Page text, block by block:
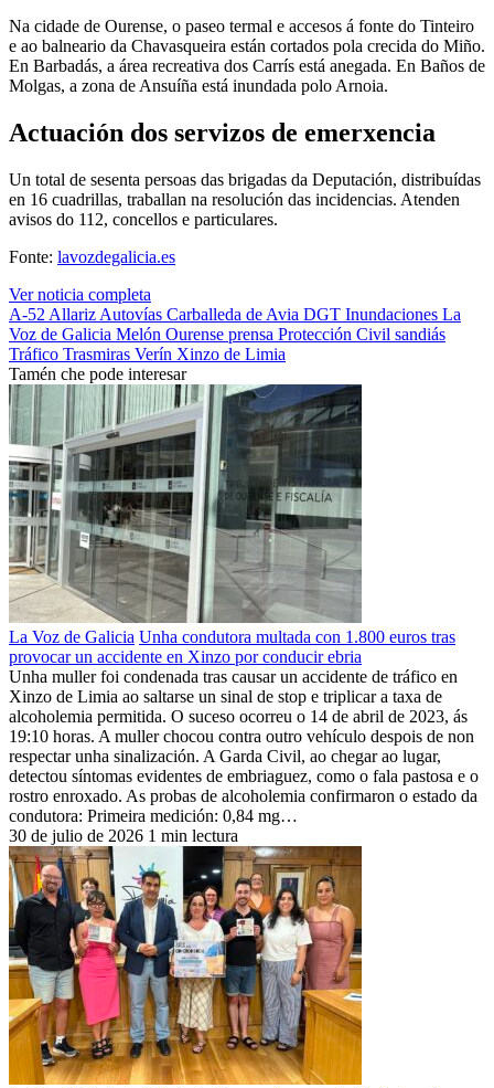
Na cidade de Ourense, o paseo termal e accesos á fonte do Tinteiro
e ao balneario da Chavasqueira están cortados pola crecida do Miño.
En Barbadás, a área recreativa dos Carrís está anegada. En Baños de
Molgas, a zona de Ansuíña está inundada polo Arnoia.
Actuación dos servizos de emerxencia
Un total de sesenta persoas das brigadas da Deputación, distribuídas
en 16 cuadrillas, traballan na resolución das incidencias. Atenden
avisos do 112, concellos e particulares.
Fonte: lavozdegalicia.es
Ver noticia completa
A-52 Allariz Autovías Carballeda de Avia DGT Inundaciones La
Voz de Galicia Melón Ourense prensa Protección Civil sandiás
Tráfico Trasmiras Verín Xinzo de Limia
Tamén che pode interesar
La Voz de Galicia Unha condutora multada con 1.800 euros tras
provocar un accidente en Xinzo por conducir ebria
Unha muller foi condenada tras causar un accidente de tráfico en
Xinzo de Limia ao saltarse un sinal de stop e triplicar a taxa de
alcoholemia permitida. O suceso ocorreu o 14 de abril de 2023, ás
19:10 horas. A muller chocou contra outro vehículo despois de non
respectar unha sinalización. A Garda Civil, ao chegar ao lugar,
detectou síntomas evidentes de embriaguez, como o fala pastosa e o
rostro enroxado. As probas de alcoholemia confirmaron o estado da
condutora: Primeira medición: 0,84 mg…
30 de julio de 2026 1 min lectura